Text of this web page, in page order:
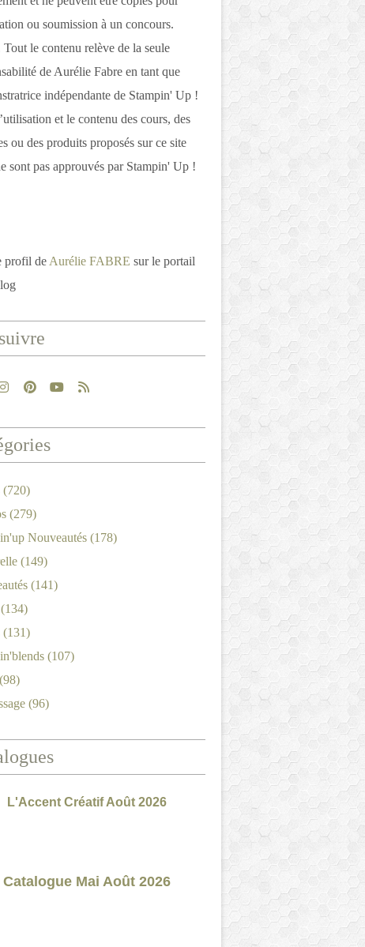
ou soumission à un concours.
le contenu relève de la seule
de Aurélie Fabre en tant que
indépendante de Stampin' Up !
et le contenu des cours, des
ou des produits proposés sur ce site
sont pas approuvés par Stampin' Up !
profil de Aurélie FABRE sur le portail
(720)
(279)
Nouveautés (178)
(149)
(141)
(134)
(131)
(107)
(98)
(96)
L'Accent Créatif Août 2026
Catalogue Mai Août 2026